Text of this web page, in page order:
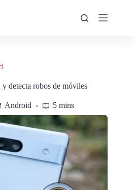
detecta robos de móviles
Android 5 mins